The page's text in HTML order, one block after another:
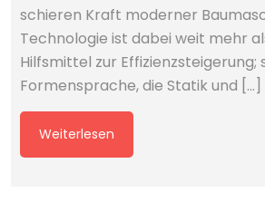
schieren Kraft moderner
Technologie ist dabei weit mehr
Hilfsmittel zur Effizienzsteigerung;
Formensprache, die Statik und […]